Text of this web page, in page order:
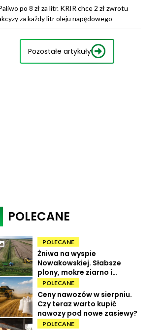
po 8 zł za litr. KRIR chce 2 zł zwrotu
za każdy litr oleju napędowego
Pozostałe artykuły
POLECANE
POLECANE
Żniwa na wyspie
Nowakowskiej. Słabsze
plony, mokre ziarno i
wysokie koszty
POLECANE
Ceny nawozów w sierpniu.
Czy teraz warto kupić
nawozy pod nowe zasiewy?
POLECANE